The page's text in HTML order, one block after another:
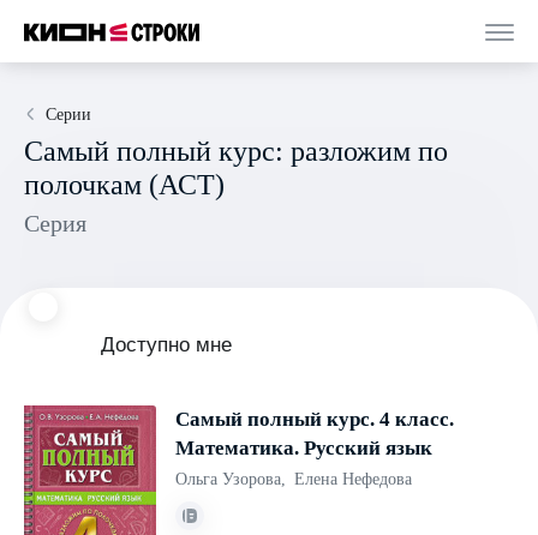
Серии
Самый полный курс: разложим по
полочкам (АСТ)
Серия
Доступно мне
Самый полный курс. 4 класс.
Математика. Русский язык
Ольга Узорова, Елена Нефедова